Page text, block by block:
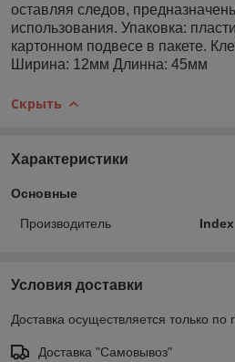
оставляя следов,
использования. Упаковка:
картонном подвесе в пакете.
Ширина: 12мм Длинна: 45мм
Скрыть
Характеристики
Основные
Производитель Index
Условия доставки
Доставка осуществляется только по
Доставка "Самовывоз"